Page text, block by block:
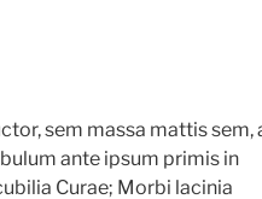
sem massa mattis sem,
ante ipsum primis in
Curae; Morbi lacinia